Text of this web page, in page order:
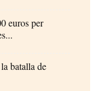
euros per
batalla de